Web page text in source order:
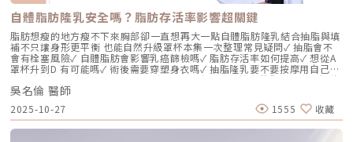
存在延遲性發炎的風險。Profhilo逆時針 透過精確的加熱與降溫製程，讓
高分子與低分子玻尿酸產生自然的氫鍵鍵結，完全不含 BDDE。這意味著它
具備極高的「生物相容性」，注射後能與人體組織完美融合。2. 高低分子玻
尿酸的「黃金比例」Profhilo 含有目前市面上極高濃度的玻尿酸
（64mg/2ml），它結合了： 高分子量玻尿酸（H-HA）：提供穩定的物理
支撐與深層鎖水，改善鬆弛。 低分子量玻尿酸（L-HA）：作為傳遞信號的
分子，直接活化真皮層內的纖維母細胞，誘導膠原蛋白與彈力蛋白新生。這
種「1+1 > 2」的協同作用，讓 Profhilo 在進入皮膚後，能像液態電波一
樣迅速擴散，全面性地改善膚質。三、 3 種細胞與 5 種蛋白：解開「液態
電波」的逆齡關鍵在辰美學的診間，我常跟客戶解釋，Profhilo 就像是為
肌膚施加了一種「啟動指令」。它不僅僅是補水，而是啟動了「3+5 逆齡機
制」： 活化 3 種關鍵細胞： 纖維母細胞：這是皮膚的「膠原工廠」。 角質
自體脂肪隆乳安全嗎？脂肪存活率影響超關鍵
脂肪想瘦的地方瘦不下來胸部卻一直想再大一點自體脂肪隆乳結合抽脂與填
補不只讓身形更平衡 也能自然升級罩杯本集一次整理常見疑問✓ 抽脂會不
會有栓塞風險✓ 自體脂肪會影響乳癌篩檢嗎✓ 脂肪存活率如何提高✓ 想從A
罩杯升到D 有可能嗎✓ 術後需要穿塑身衣嗎✓ 抽脂隆乳要不要按摩用自己的
脂肪 打造柔軟真實的胸型適合誰 怎麼做 最有效將給妳完整觀念與安心評估
依據重點摘要：0:00 #她說他說0:40 #自體脂肪隆乳v.s.#假體隆乳 想要哪
一樣？1:02 關於手術安全性 #自體隆乳2:12 不同的抽脂方式 #脂肪存活率
會一樣嗎？3:16 關於抽脂安全 #脂肪栓塞問題 ？4:09 關於手術安全性 #矽
膠隆乳相關影片：• 罩杯升級前必看，自體脂肪豐胸解析！ EP20• 男生
女乳好尷尬，胸部困擾的隱藏原因你有嗎？ EP24• 抽就對了？抽脂局部雕
吳名倫 醫師
2025-10-27 1555 收藏